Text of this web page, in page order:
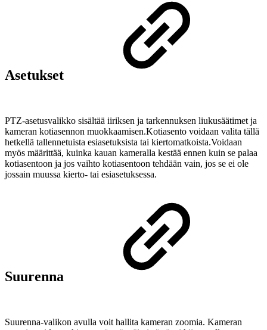
Asetukset
PTZ-asetusvalikko sisältää iiriksen ja tarkennuksen liukusäätimet ja
kameran kotiasennon muokkaamisen.Kotiasento voidaan valita tällä
hetkellä tallennetuista esiasetuksista tai kiertomatkoista.Voidaan
myös määrittää, kuinka kauan kameralla kestää ennen kuin se palaa
kotiasentoon ja jos vaihto kotiasentoon tehdään vain, jos se ei ole
jossain muussa kierto- tai esiasetuksessa.
Suurenna
Suurenna-valikon avulla voit hallita kameran zoomia. Kameran